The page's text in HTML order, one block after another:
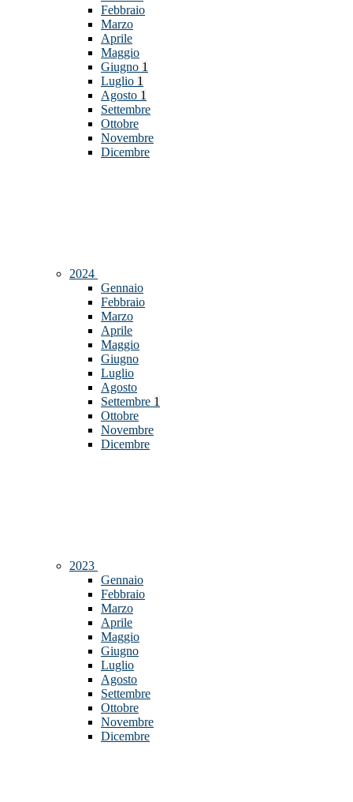
Febbraio
Marzo
Aprile
Maggio
Giugno 1
Luglio 1
Agosto 1
Settembre
Ottobre
Novembre
Dicembre
2024
Gennaio
Febbraio
Marzo
Aprile
Maggio
Giugno
Luglio
Agosto
Settembre 1
Ottobre
Novembre
Dicembre
2023
Gennaio
Febbraio
Marzo
Aprile
Maggio
Giugno
Luglio
Agosto
Settembre
Ottobre
Novembre
Dicembre